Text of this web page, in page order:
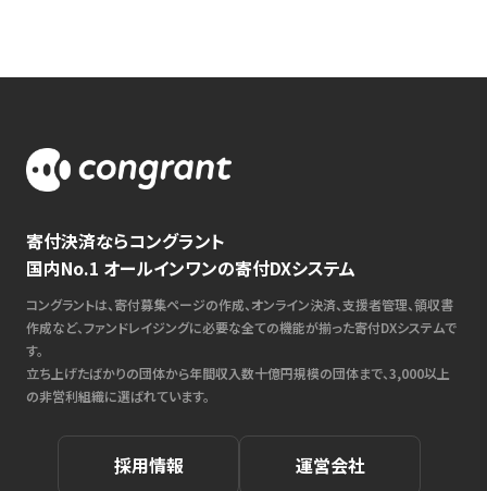
寄付決済ならコングラント
国内No.1 オールインワンの寄付DXシステム
コングラントは、寄付募集ページの作成、オンライン決済、支援者管理、領収書
作成など、ファンドレイジングに必要な全ての機能が揃った寄付DXシステムで
す。
立ち上げたばかりの団体から年間収入数十億円規模の団体まで、3,000以上
の非営利組織に選ばれています。
採用情報 運営会社